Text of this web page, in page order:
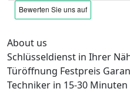
About us
Schlüsseldienst in Ihrer
Türöffnung Festpreis
Techniker in 15-30